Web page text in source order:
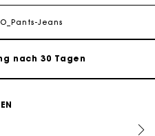
Jeans
von 2-3 Tagen
nach 30 Tagen
beste Möglichkeit, das